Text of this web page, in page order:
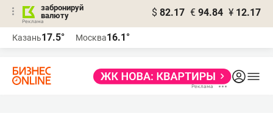
забронируй
валюту
$ 82.17 € 94.84 ¥ 12.17
Казань17.5° Москва16.1°